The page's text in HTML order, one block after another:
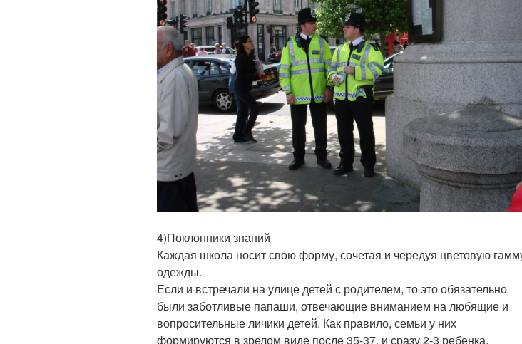
4)Поклонники знаний
Каждая школа носит свою форму, сочетая и чередуя цветовую
одежды.
Если и встречали на улице детей с родителем, то это обязательно
были заботливые папаши, отвечающие вниманием на любящие и
вопросительные личики детей. Как правило, семьи у них
формируются в зрелом виде после 35-37, и сразу 2-3 ребенка.